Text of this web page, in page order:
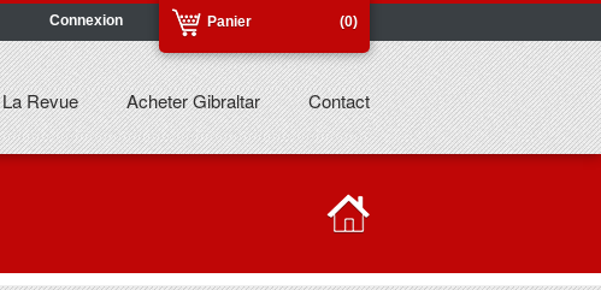
(0)
Panier
Connexion
La Revue Acheter Gibraltar Contact